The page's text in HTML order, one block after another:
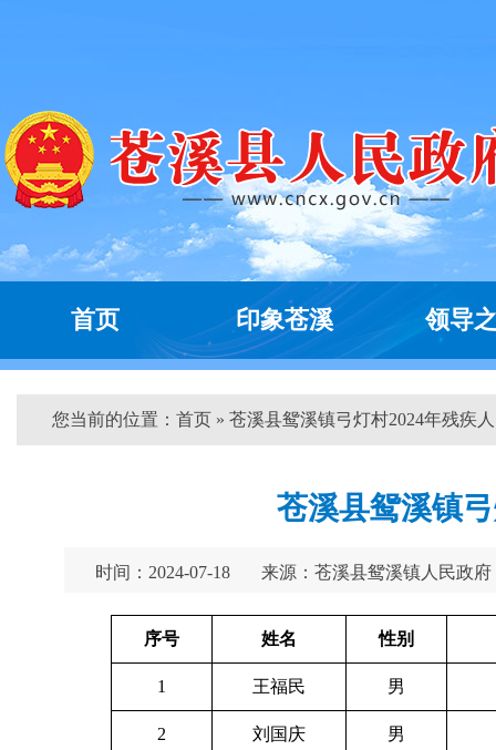
首页 印象苍溪 领导
您当前的位置： 首页 » 苍溪县鸳溪镇弓灯村2024年残疾
苍溪县鸳溪镇
时间：2024-07-18 来源：苍溪县鸳溪镇人民政府
序号 姓名 性别
1 王福民 男
2 刘国庆 男